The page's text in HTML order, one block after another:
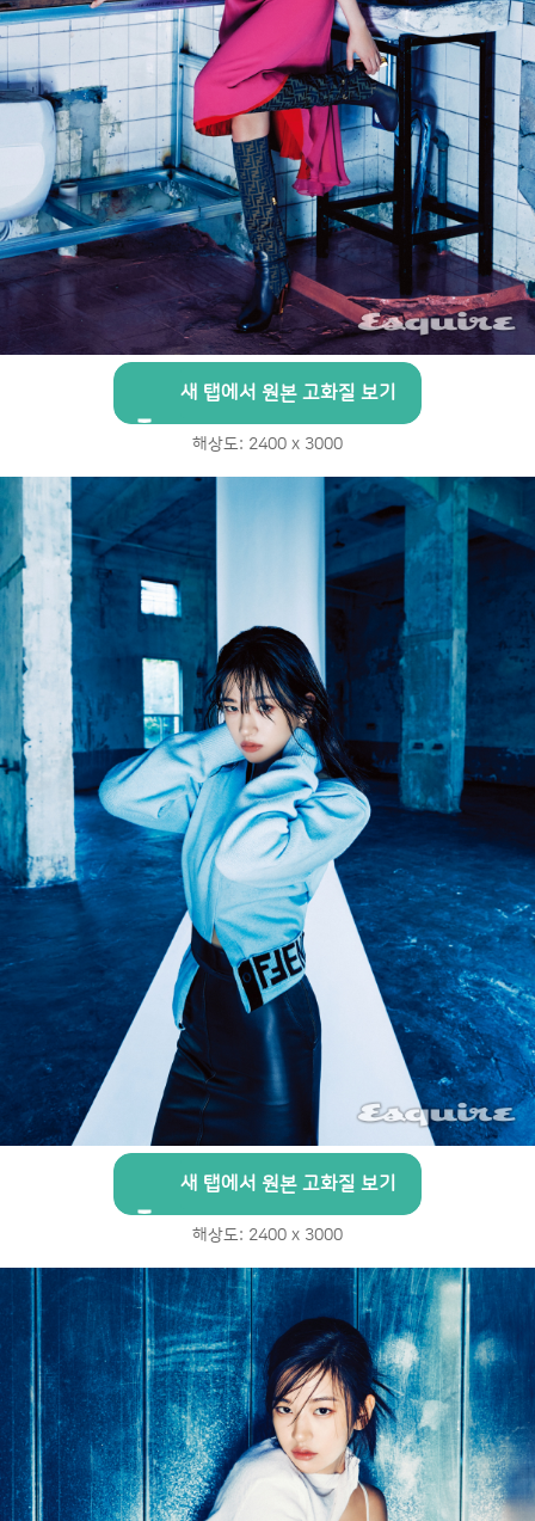
새 탭에서 원본 고화질 보기
해상도: 2400 x 3000
새 탭에서 원본 고화질 보기
해상도: 2400 x 3000